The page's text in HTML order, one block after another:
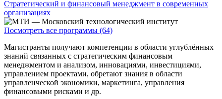
Стратегический и финансовый менеджмент в современных
организациях
Посмотреть все программы (64)
Магистранты получают компетенции в области углублённых
знаний связанных с стратегическим финансовым
менеджментом и анализом, инновациями, инвестициями,
управлением проектами, обретают знания в области
управленческой экономики, маркетинга, управления
финансовыми рисками и др.